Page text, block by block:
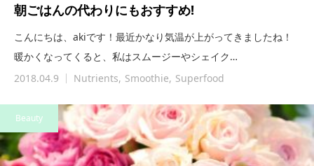
朝ごはんの代わりにもおすすめ!
こんにちは、akiです！最近かなり気温が上がってきましたね！
暖かくなってくると、私はスムージーやシェイク…
2018.04.9
Nutrients Smoothie Superfood
Beauty